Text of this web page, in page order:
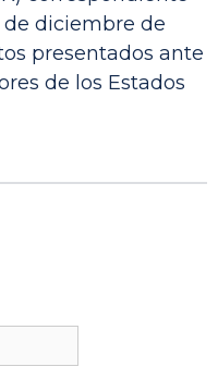
diciembre de
presentados ante
de los Estados